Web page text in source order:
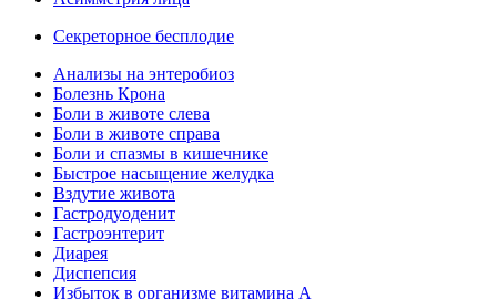
Секреторное бесплодие
Анализы на энтеробиоз
Болезнь Крона
Боли в животе слева
Боли в животе справа
Боли и спазмы в кишечнике
Быстрое насыщение желудка
Вздутие живота
Гастродуоденит
Гастроэнтерит
Диарея
Диспепсия
Избыток в организме витамина А